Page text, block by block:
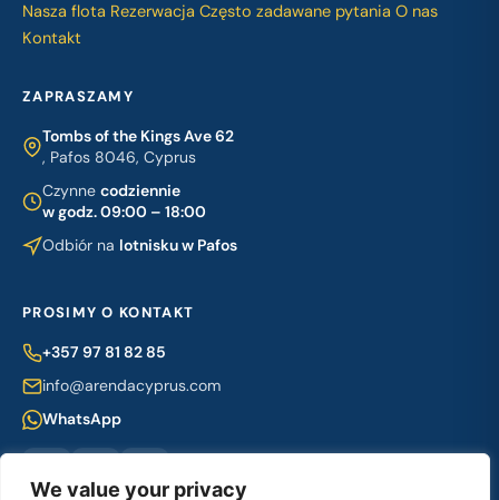
We value your privacy
Nasza flota Rezerwacja Często zadawane pytania O nas
Kontakt
ZAPRASZAMY
Tombs of the Kings Ave 62
, Pafos 8046, Cyprus
Czynne codziennie
w godz. 09:00 – 18:00
Odbiór na lotnisku w Pafos
PROSIMY O KONTAKT
+357 97 81 82 85
info@arendacyprus.com
WhatsApp